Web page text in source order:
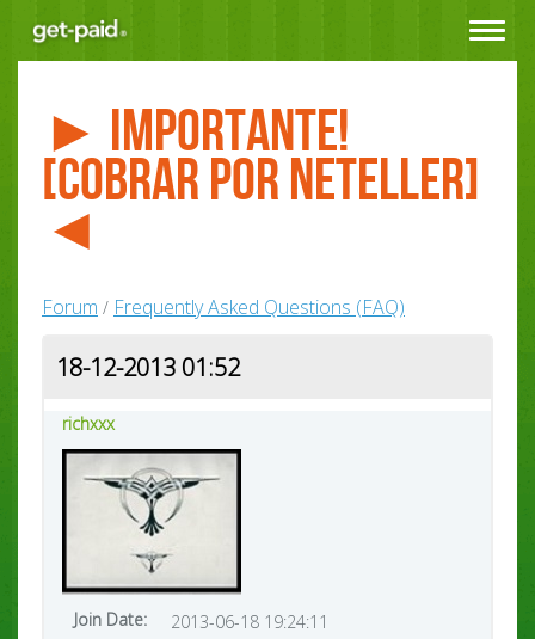
Toggle
► Importante!
[Cobrar por NETELLER]
◄
Forum / Frequently Asked Questions (FAQ)
18-12-2013 01:52
richxxx
Join Date:
2013-06-18 19:24:11